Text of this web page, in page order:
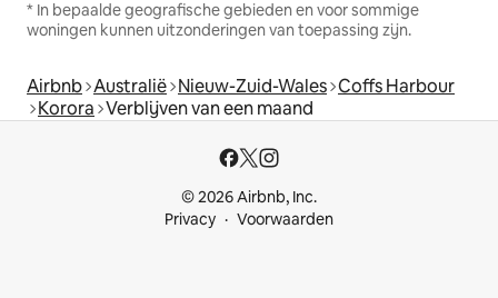
* In bepaalde geografische gebieden en voor sommige
woningen kunnen uitzonderingen van toepassing zijn.
Airbnb Australië Nieuw-Zuid-Wales Coffs Harbour
Korora Verblijven van een maand
© 2026 Airbnb, Inc.
Privacy
Voorwaarden